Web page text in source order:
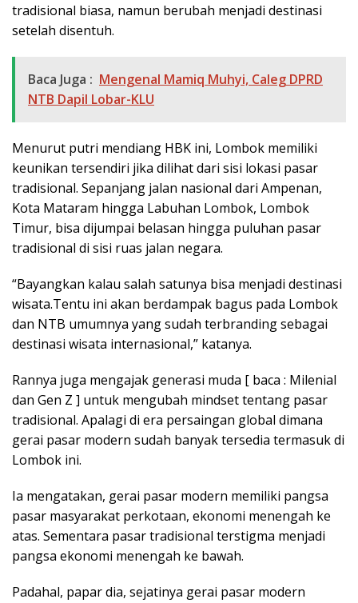
tradisional biasa, namun berubah menjadi destinasi
setelah disentuh.
Baca Juga : Mengenal Mamiq Muhyi, Caleg DPRD
NTB Dapil Lobar-KLU
Menurut putri mendiang HBK ini, Lombok memiliki
keunikan tersendiri jika dilihat dari sisi lokasi pasar
tradisional. Sepanjang jalan nasional dari Ampenan,
Kota Mataram hingga Labuhan Lombok, Lombok
Timur, bisa dijumpai belasan hingga puluhan pasar
tradisional di sisi ruas jalan negara.
“Bayangkan kalau salah satunya bisa menjadi destinasi
wisata.Tentu ini akan berdampak bagus pada Lombok
dan NTB umumnya yang sudah terbranding sebagai
destinasi wisata internasional,” katanya.
Rannya juga mengajak generasi muda [ baca : Milenial
dan Gen Z ] untuk mengubah mindset tentang pasar
tradisional. Apalagi di era persaingan global dimana
gerai pasar modern sudah banyak tersedia termasuk di
Lombok ini.
Ia mengatakan, gerai pasar modern memiliki pangsa
pasar masyarakat perkotaan, ekonomi menengah ke
atas. Sementara pasar tradisional terstigma menjadi
pangsa ekonomi menengah ke bawah.
Padahal, papar dia, sejatinya gerai pasar modern